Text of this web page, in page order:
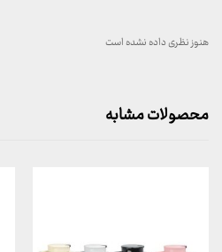
هنوز نظری داده نشده است
محصولات مشابه